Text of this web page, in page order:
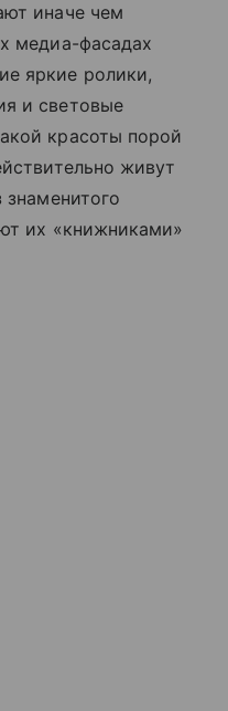
иначе чем
медиа-фасадах
яркие ролики,
и световые
красоты порой
живут
их «книжниками»